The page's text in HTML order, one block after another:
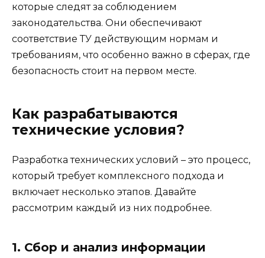
которые следят за соблюдением
законодательства. Они обеспечивают
соответствие ТУ действующим нормам и
требованиям, что особенно важно в сферах, где
безопасность стоит на первом месте.
Как разрабатываются
технические условия?
Разработка технических условий – это процесс,
который требует комплексного подхода и
включает несколько этапов. Давайте
рассмотрим каждый из них подробнее.
1. Сбор и анализ информации